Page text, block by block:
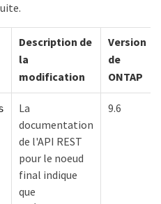
Description de
la
modification
Version
de
ONTAP
La
documentation
de l'API REST
pour le noeud
final indique
que
9.6